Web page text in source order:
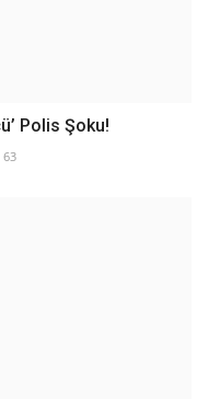
Polis Şoku!
63